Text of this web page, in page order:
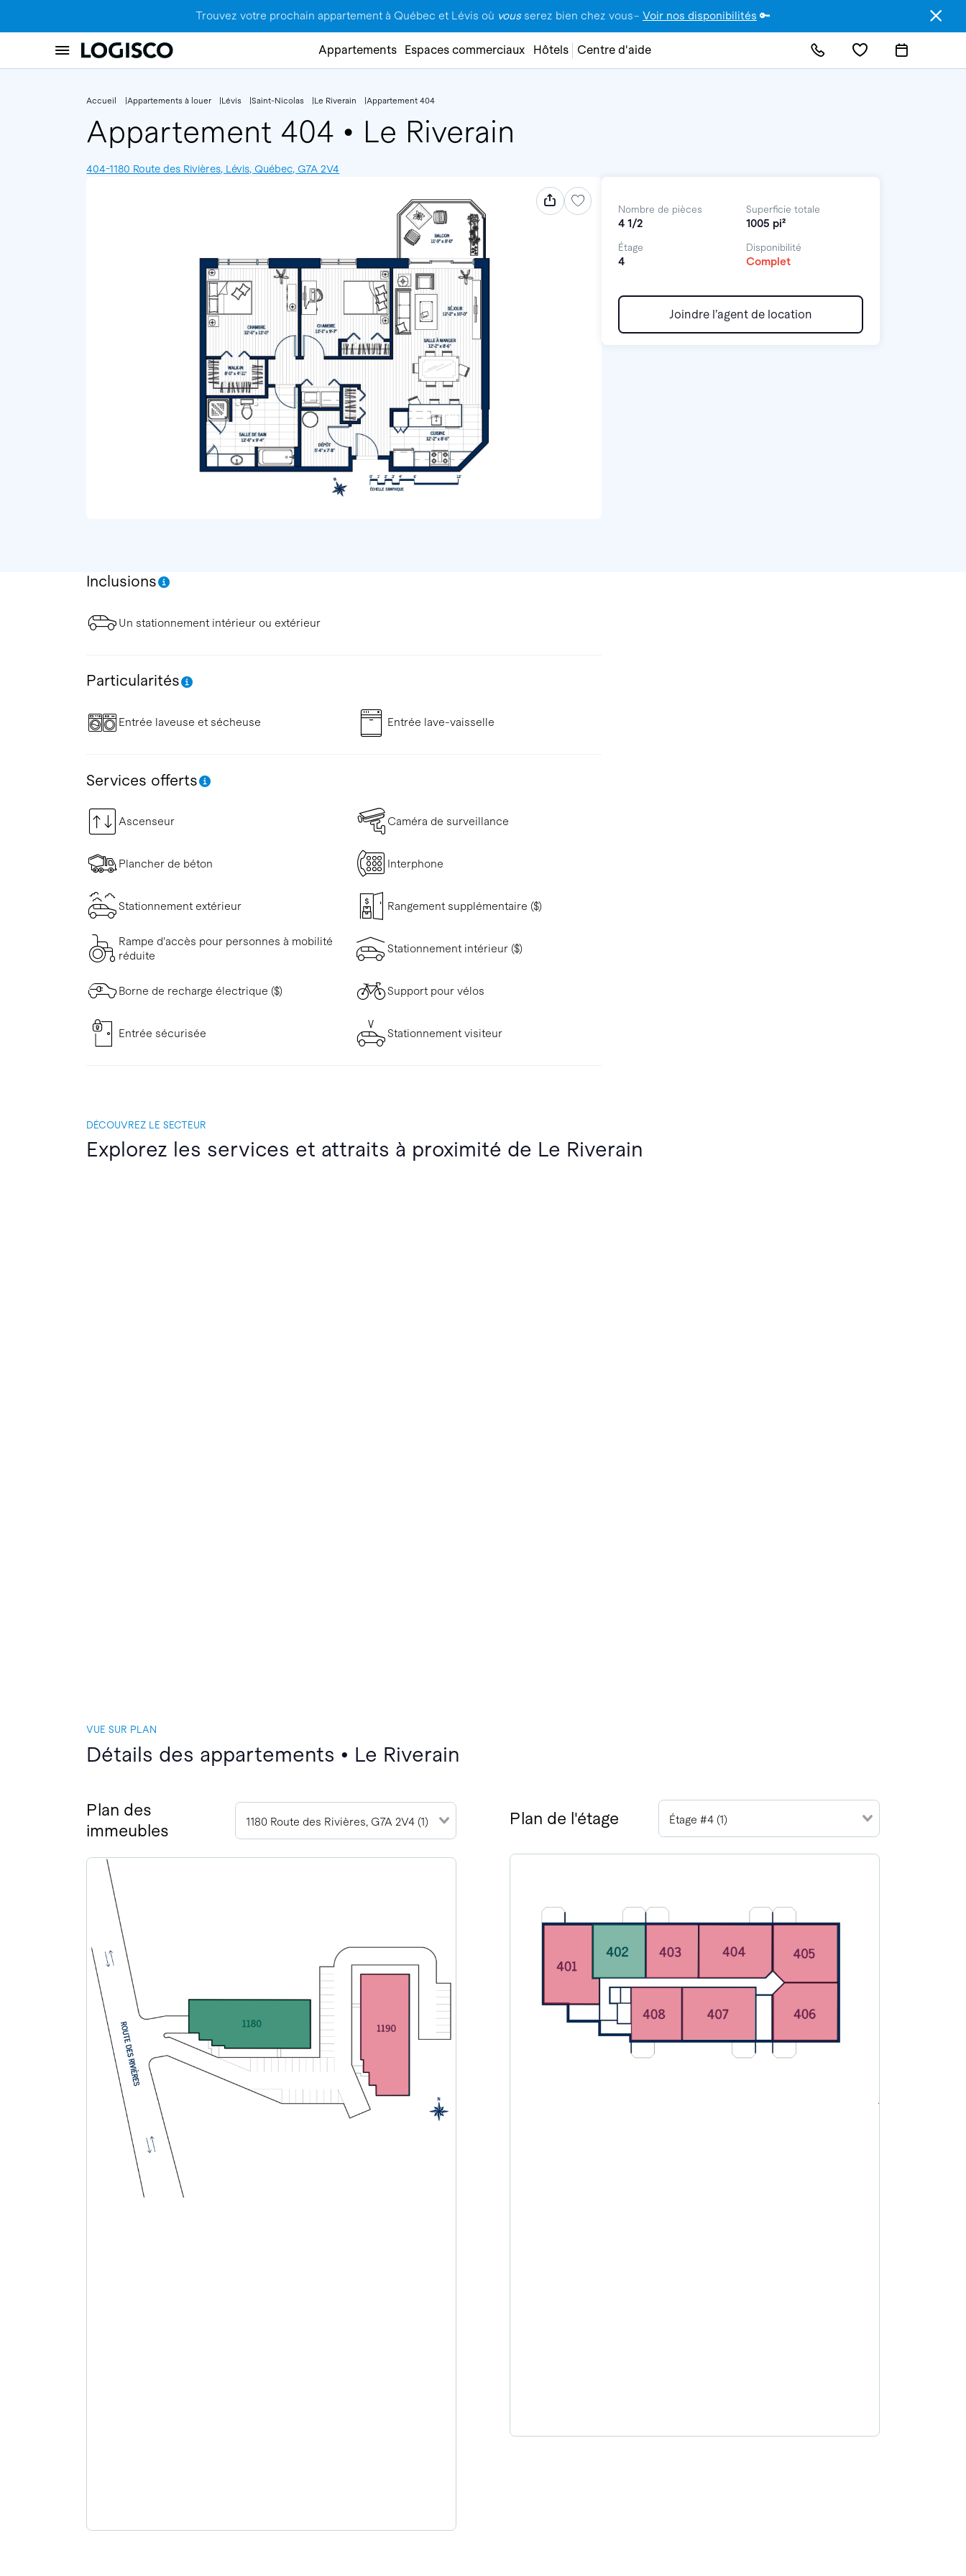
Trouvez votre prochain appartement à Québec et Lévis où vous serez bien chez vous– Voir nos disponibilités 🔑
Appartements Espaces commerciaux Hôtels Centre d'aide
Accueil Appartements à louer Lévis Saint-Nicolas Le Riverain Appartement 404
Appartement 404 • Le Riverain
404-1180 Route des Rivières, Lévis, Québec, G7A 2V4
Inclusions
Un stationnement intérieur ou extérieur
Particularités
Entrée laveuse et sécheuse Entrée lave-vaisselle
Services offerts
Ascenseur Caméra de surveillance
Plancher de béton Interphone
Stationnement extérieur Rangement supplémentaire ($)
Rampe d'accès pour personnes à mobilité
réduite
Stationnement intérieur ($)
Borne de recharge électrique ($) Support pour vélos
Entrée sécurisée Stationnement visiteur
Nombre de pièces
4 1/2
Superficie totale
1005 pi²
Étage
4
Disponibilité
Complet
Joindre l’agent de location
DÉCOUVREZ LE SECTEUR
Explorez les services et attraits à proximité de Le Riverain
VUE SUR PLAN
Détails des appartements • Le Riverain
Plan des
immeubles
1180 Route des Rivières, G7A 2V4 (1) Plan de l'étage Étage #4 (1)